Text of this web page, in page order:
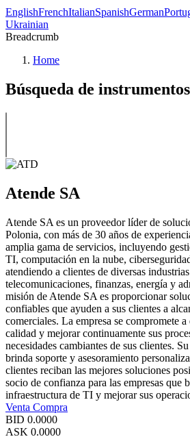
EnglishFrenchItalianSpanishGerman
Ukrainian
Breadcrumb
Home
Búsqueda de instrumentos
Atende SA
Atende SA es un proveedor líder de
Polonia, con más de 30 años de
amplia gama de servicios, incluyendo
TI, computación en la nube,
atendiendo a clientes de diversas
telecomunicaciones, finanzas, energía y
misión de Atende SA es proporcionar
confiables que ayuden a sus clientes a
comerciales. La empresa se compromete
calidad y mejorar continuamente sus
necesidades cambiantes de sus clientes.
brinda soporte y asesoramiento
clientes reciban las mejores soluciones
socio de confianza para las empresas que
infraestructura de TI y mejorar sus
Venta Compra
BID 0.0000
ASK 0.0000